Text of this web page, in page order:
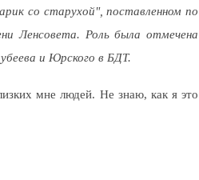
со старухой", поставленном по
Ленсовета. Роль была отмечена
и Юрского в БДТ.
мне людей. Не знаю, как я это